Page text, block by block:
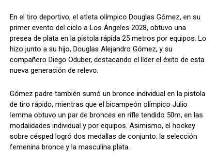
En el tiro deportivo, el atleta olímpico Douglas Gómez, en su
primer evento del ciclo a Los Ángeles 2028, obtuvo una
presea de plata en la pistola rápida 25 metros por equipos. Lo
hizo junto a su hijo, Douglas Alejandro Gómez, y su
compañero Diego Oduber, destacando el líder el éxito de esta
nueva generación de relevo.
Gómez padre también sumó un bronce individual en la pistola
de tiro rápido, mientras que el bicampeón olímpico Julio
Iemma obtuvo un par de bronces en rifle tendido 50m, en las
modalidades individual y por equipos. Asimismo, el hockey
sobre césped logró dos medallas de conjunto: la selección
femenina bronce y la masculina plata.